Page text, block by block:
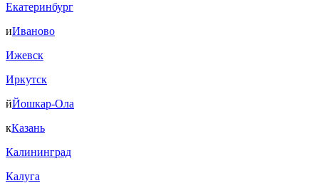
Екатеринбург
иИваново
Ижевск
Иркутск
йЙошкар-Ола
кКазань
Калининград
Калуга